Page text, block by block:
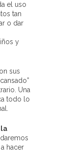
el uso
tan
o dar
y
sus
Una
todo lo
hacer